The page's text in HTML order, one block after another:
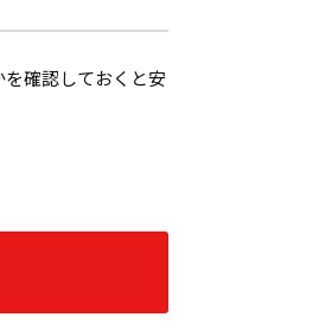
確認しておくと安